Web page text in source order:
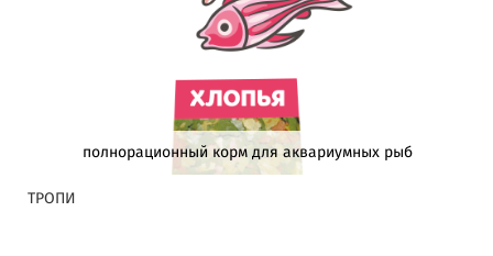
полнорационный корм для аквариумных рыб
ТРОПИ